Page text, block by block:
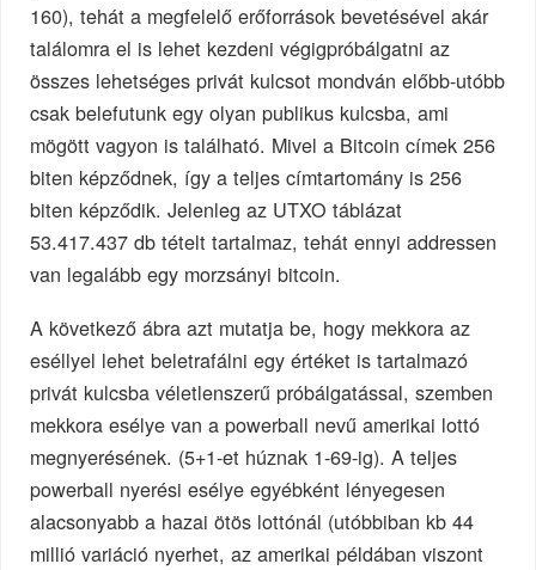
160), tehát a megfelelő erőforrások bevetésével akár
találomra el is lehet kezdeni végigpróbálgatni az
összes lehetséges privát kulcsot mondván előbb-utóbb
csak belefutunk egy olyan publikus kulcsba, ami
mögött vagyon is található. Mivel a Bitcoin címek 256
biten képződnek, így a teljes címtartomány is 256
biten képződik. Jelenleg az UTXO táblázat
53.417.437 db tételt tartalmaz, tehát ennyi addressen
van legalább egy morzsányi bitcoin.
A következő ábra azt mutatja be, hogy mekkora az
eséllyel lehet beletrafálni egy értéket is tartalmazó
privát kulcsba véletlenszerű próbálgatással, szemben
mekkora esélye van a powerball nevű amerikai lottó
megnyerésének. (5+1-et húznak 1-69-ig). A teljes
powerball nyerési esélye egyébként lényegesen
alacsonyabb a hazai ötös lottónál (utóbbiban kb 44
millió variáció nyerhet, az amerikai példában viszont